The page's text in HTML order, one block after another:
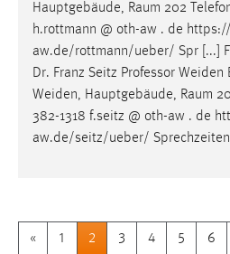
Hauptgebäude, Raum 202
h.rottmann @ oth-aw . de
aw.de/rottmann/ueber/ Spr [...]
Dr. Franz Seitz Professor Weiden
Weiden, Hauptgebäude, Raum
382-1318 f.seitz @ oth-aw . de
aw.de/seitz/ueber/
« 1 2 3 4 5 6